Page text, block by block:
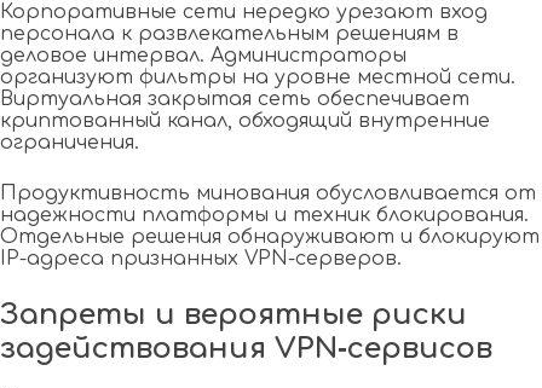
Корпоративные сети нередко урезают вход
персонала к развлекательным решениям в
деловое интервал. Администраторы
организуют фильтры на уровне местной сети.
Виртуальная закрытая сеть обеспечивает
криптованный канал, обходящий внутренние
ограничения.
Продуктивность минования обусловливается от
надежности платформы и техник блокирования.
Отдельные решения обнаруживают и блокируют
IP-адреса признанных VPN-серверов.
Запреты и вероятные риски
задействования VPN‑сервисов